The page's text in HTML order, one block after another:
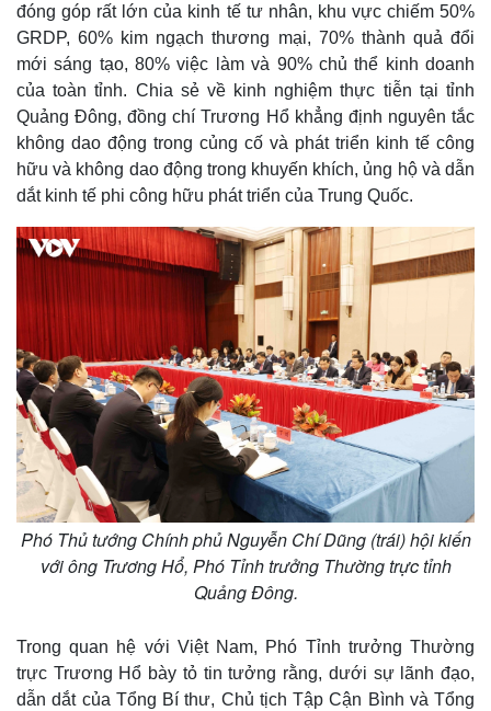
đóng góp rất lớn của kinh tế tư nhân, khu vực chiếm 50%
GRDP, 60% kim ngạch thương mại, 70% thành quả đổi
mới sáng tạo, 80% việc làm và 90% chủ thể kinh doanh
của toàn tỉnh. Chia sẻ về kinh nghiệm thực tiễn tại tỉnh
Quảng Đông, đồng chí Trương Hổ khẳng định nguyên tắc
không dao động trong củng cố và phát triển kinh tế công
hữu và không dao động trong khuyến khích, ủng hộ và dẫn
dắt kinh tế phi công hữu phát triển của Trung Quốc.
Phó Thủ tướng Chính phủ Nguyễn Chí Dũng (trái) hội kiến
với ông Trương Hổ, Phó Tỉnh trưởng Thường trực tỉnh
Quảng Đông.
Trong quan hệ với Việt Nam, Phó Tỉnh trưởng Thường
trực Trương Hổ bày tỏ tin tưởng rằng, dưới sự lãnh đạo,
dẫn dắt của Tổng Bí thư, Chủ tịch Tập Cận Bình và Tổng